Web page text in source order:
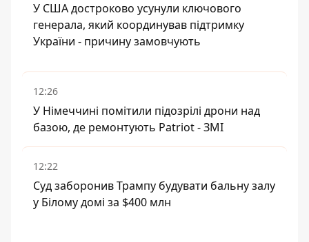
У США достроково усунули ключового
генерала, який координував підтримку
України - причину замовчують
12:26
У Німеччині помітили підозрілі дрони над
базою, де ремонтують Patriot - ЗМІ
12:22
Суд заборонив Трампу будувати бальну залу
у Білому домі за $400 млн